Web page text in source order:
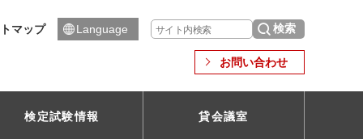
マップ Language
お問い合わせ
検定試験情報 貸会議室